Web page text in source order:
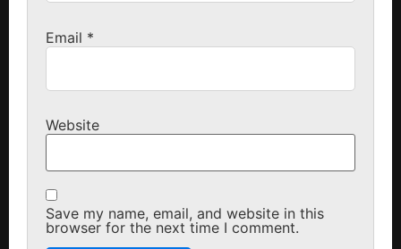
Email *
Website
Save my name, email, and website in this
browser for the next time I comment.